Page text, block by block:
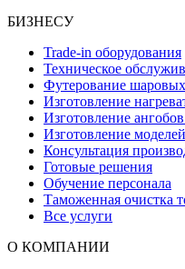
БИЗНЕСУ
Trade-in оборудования
Техническое
Футерование
Изготовление
Изготовление
Изготовление
Консультация
Готовые решения
Обучение персонала
Таможенная очистка
Все услуги
О КОМПАНИИ